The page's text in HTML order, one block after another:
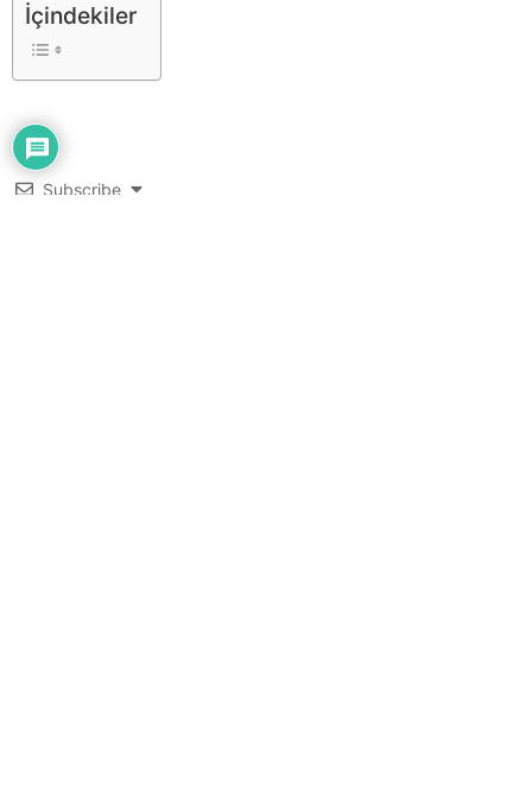
İçindekiler
Subscribe